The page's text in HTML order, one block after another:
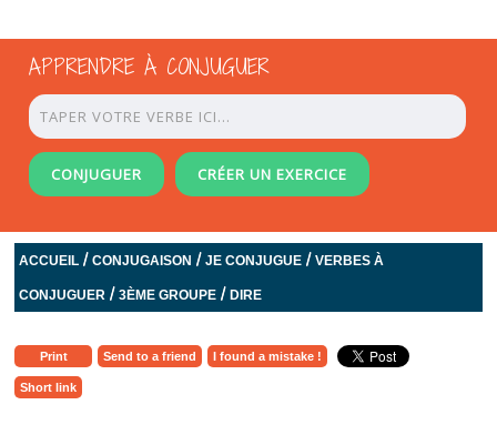
APPRENDRE À CONJUGUER
CONJUGUER CRÉER UN EXERCICE
ACCUEIL /CONJUGAISON /JE CONJUGUE /VERBES À
CONJUGUER /3ÈME GROUPE /DIRE
Print Send to a friend I found a mistake !
Short link